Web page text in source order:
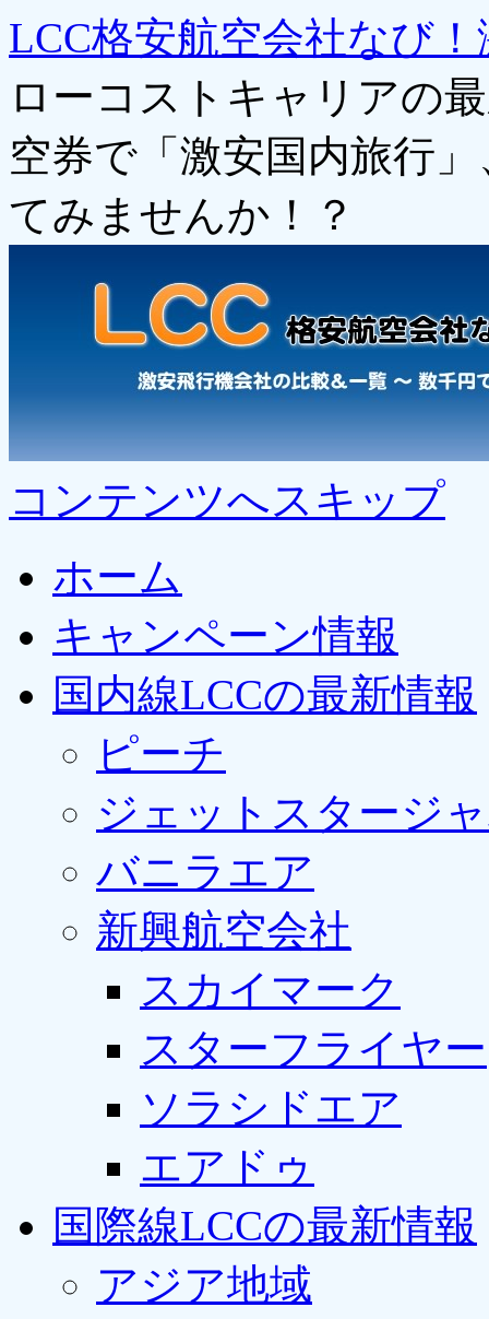
LCC格安航空会社なび
ローコストキャリアの
空券で「激安国内旅行
てみませんか！？
コンテンツへスキップ
ホーム
キャンペーン情報
国内線LCCの最新情報
ピーチ
ジェットスタージ
バニラエア
新興航空会社
スカイマーク
スターフライヤー
ソラシドエア
エアドゥ
国際線LCCの最新情報
アジア地域